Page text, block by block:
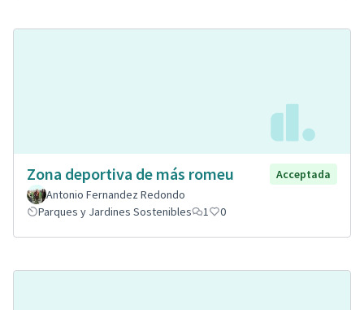
Zona deportiva de más romeu
Acceptada
Antonio Fernandez Redondo
Parques y Jardines Sostenibles
1 0